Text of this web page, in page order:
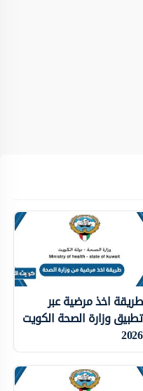
طريقة اخذ مرضية عبر
تطبيق وزارة الصحة الكويت
2026